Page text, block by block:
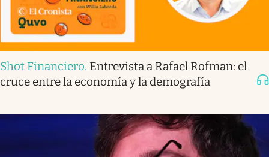
Shot Financiero. Entrevista a Rafael Rofman: el
cruce entre la economía y la demografía